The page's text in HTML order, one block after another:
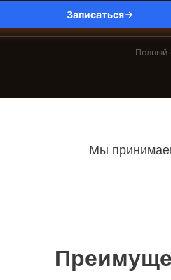
Записаться
Полный
Мы